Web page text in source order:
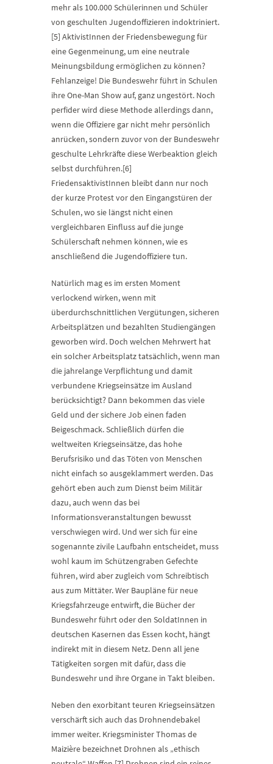
mehr als 100.000 Schülerinnen und Schüler
von geschulten Jugendoffizieren indoktriniert.
[5] AktivistInnen der Friedensbewegung für
eine Gegenmeinung, um eine neutrale
Meinungsbildung ermöglichen zu können?
Fehlanzeige! Die Bundeswehr führt in Schulen
ihre One-Man Show auf, ganz ungestört. Noch
perfider wird diese Methode allerdings dann,
wenn die Offiziere gar nicht mehr persönlich
anrücken, sondern zuvor von der Bundeswehr
geschulte Lehrkräfte diese Werbeaktion gleich
selbst durchführen.[6]
FriedensaktivistInnen bleibt dann nur noch
der kurze Protest vor den Eingangstüren der
Schulen, wo sie längst nicht einen
vergleichbaren Einfluss auf die junge
Schülerschaft nehmen können, wie es
anschließend die Jugendoffiziere tun.
Natürlich mag es im ersten Moment
verlockend wirken, wenn mit
überdurchschnittlichen Vergütungen, sicheren
Arbeitsplätzen und bezahlten Studiengängen
geworben wird. Doch welchen Mehrwert hat
ein solcher Arbeitsplatz tatsächlich, wenn man
die jahrelange Verpflichtung und damit
verbundene Kriegseinsätze im Ausland
berücksichtigt? Dann bekommen das viele
Geld und der sichere Job einen faden
Beigeschmack. Schließlich dürfen die
weltweiten Kriegseinsätze, das hohe
Berufsrisiko und das Töten von Menschen
nicht einfach so ausgeklammert werden. Das
gehört eben auch zum Dienst beim Militär
dazu, auch wenn das bei
Informationsveranstaltungen bewusst
verschwiegen wird. Und wer sich für eine
sogenannte zivile Laufbahn entscheidet, muss
wohl kaum im Schützengraben Gefechte
führen, wird aber zugleich vom Schreibtisch
aus zum Mittäter. Wer Baupläne für neue
Kriegsfahrzeuge entwirft, die Bücher der
Bundeswehr führt oder den SoldatInnen in
deutschen Kasernen das Essen kocht, hängt
indirekt mit in diesem Netz. Denn all jene
Tätigkeiten sorgen mit dafür, dass die
Bundeswehr und ihre Organe in Takt bleiben.
Neben den exorbitant teuren Kriegseinsätzen
verschärft sich auch das Drohnendebakel
immer weiter. Kriegsminister Thomas de
Maizière bezeichnet Drohnen als „ethisch